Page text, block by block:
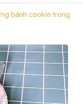
bánh cookie trong